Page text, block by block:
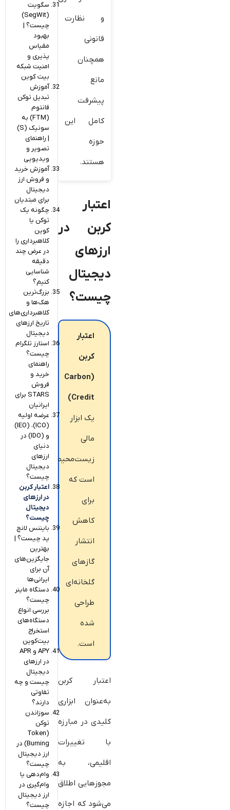
و نظارت
قانونی
همچنان
مانع
پیشرفت
کامل این
حوزه
هستند.
اعتبار
کربن در
ارزهای
دیجیتال
چیست؟
اعتبار
کربن
(Carbon
Credit)
یک ابزار
مالی
زیست‌محیطی
است که
برای
کاهش
انتشار
گازهای
گلخانه‌ای
طراحی
شده
است.
اعتبار کربن
به‌عنوان ابزاری
کلیدی در مبارزه
با تغییرات
اقلیمی، به
مجوزهایی اطلاق
می‌شود که اجازه
سگویت
(SegWit)
چیست؟ |
بهبود
مقیاس
پذیری و
امنیت شبکه
بیت کوین
آموزش
تبدیل توکن
فانتوم
(FTM) به
سونیک (S)
| راهنمای
تصویر و
ویدیویی
آموزش خرید
و فروش ارز
دیجیتال
برای مبتدیان
چگونه یک
توکن یا
کوین
کلاهبرداری را
در عرض چند
دقیقه
شناسایی
کنیم؟
بزرگ‌ترین
هک‌ها و
کلاهبرداری‌های
تاریخ ارزهای
دیجیتال
استارز تلگرام
چیست؟
راهنمای
خرید و
فروش
STARS برای
ایرانیان
عرضه اولیه
(ICO)، (IEO)
و (IDO) در
دنیای
ارزهای
دیجیتال
چیست؟
اعتبار کربن
در ارزهای
دیجیتال
چیست؟
بایننس لانچ‌
پد چیست؟ |
بهترین
جایگزین‌های
آن برای
ایرانی‌ها
دستگاه ماینر
چیست؟
بررسی انواع
دستگاه‌های
استخراج
بیت‌کوین
APY و APR
در ارزهای
دیجیتال
چیست و چه
تفاوتی
دارند؟
سوزاندن
توکن
(Token
Burning) در
ارز دیجیتال
چیست؟
وام‌دهی یا
وام‌گیری در
ارز دیجیتال
چیست؟